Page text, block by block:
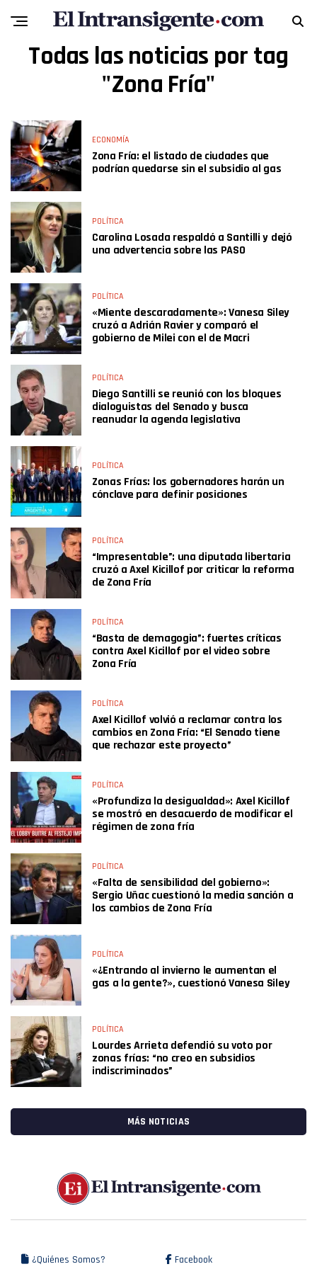
Todas las noticias por tag
"Zona Fría"
ECONOMÍA
Zona Fría: el listado de ciudades que
podrían quedarse sin el subsidio al gas
POLÍTICA
Carolina Losada respaldó a Santilli y dejó
una advertencia sobre las PASO
POLÍTICA
«Miente descaradamente»: Vanesa Siley
cruzó a Adrián Ravier y comparó el
gobierno de Milei con el de Macri
POLÍTICA
Diego Santilli se reunió con los bloques
dialoguistas del Senado y busca
reanudar la agenda legislativa
POLÍTICA
Zonas Frías: los gobernadores harán un
cónclave para definir posiciones
POLÍTICA
“Impresentable”: una diputada libertaria
cruzó a Axel Kicillof por criticar la reforma
de Zona Fría
POLÍTICA
“Basta de demagogia”: fuertes críticas
contra Axel Kicillof por el video sobre
Zona Fría
POLÍTICA
Axel Kicillof volvió a reclamar contra los
cambios en Zona Fría: “El Senado tiene
que rechazar este proyecto”
POLÍTICA
«Profundiza la desigualdad»: Axel Kicillof
se mostró en desacuerdo de modificar el
régimen de zona fría
POLÍTICA
«Falta de sensibilidad del gobierno»:
Sergio Uñac cuestionó la media sanción a
los cambios de Zona Fría
POLÍTICA
«¿Entrando al invierno le aumentan el
gas a la gente?», cuestionó Vanesa Siley
POLÍTICA
Lourdes Arrieta defendió su voto por
zonas frías: “no creo en subsidios
indiscriminados”
MÁS NOTICIAS
¿Quiénes Somos? Facebook